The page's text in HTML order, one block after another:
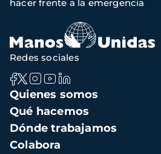
hacer frente a la emergencia
Navegación
principal
Quienes somos
Qué hacemos
Dónde trabajamos
Colabora
Redes sociales